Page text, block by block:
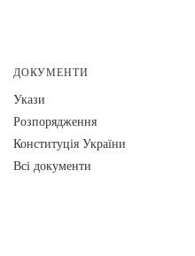
ДОКУМЕНТИ
Укази
Розпорядження
Конституція України
Всі документи